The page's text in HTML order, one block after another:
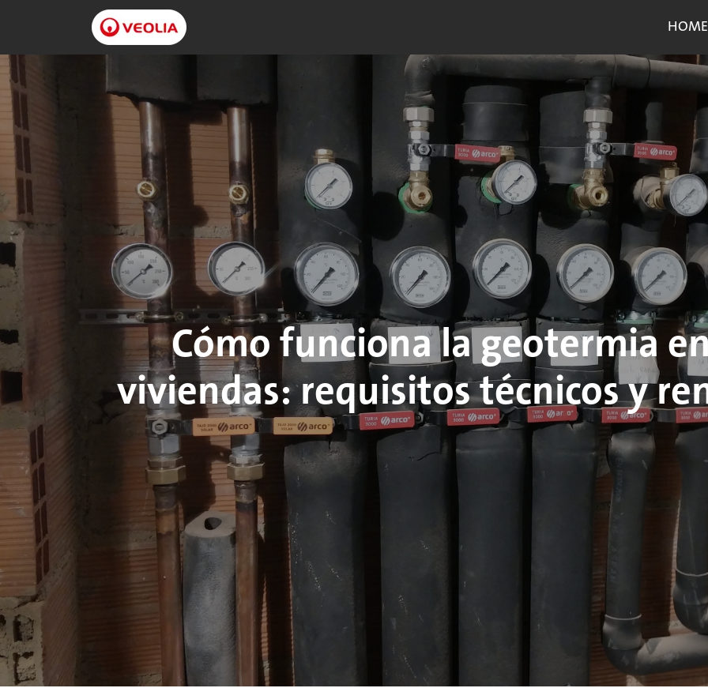
HOME
Cómo funciona la geotermia
viviendas: requisitos técnicos y